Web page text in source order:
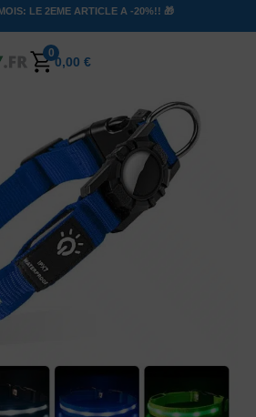
LE 2EME ARTICLE A -20%!! 🎁
0
0,00 €